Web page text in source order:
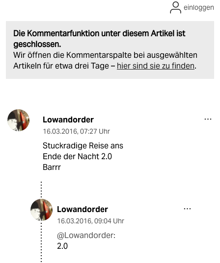
Die Kommentarfunktion unter diesem Artikel ist
geschlossen.
Wir öffnen die Kommentarspalte bei ausgewählten
Artikeln für etwa drei Tage – hier sind sie zu finden.
einloggen
Lowandorder
16.03.2016, 07:27 Uhr
Stuckradige Reise ans
Ende der Nacht 2.0
Barrr
Lowandorder
16.03.2016, 09:04 Uhr
@Lowandorder:
2.0